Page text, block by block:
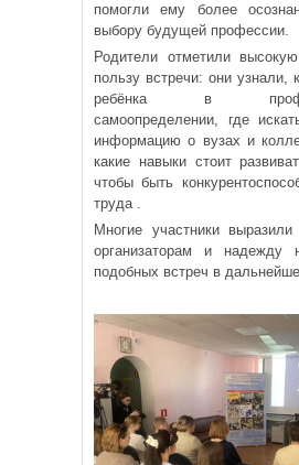
помогли ему более
выбору будущей профессии.
Родители отметили
пользу встречи: они узнали,
ребёнка в
самоопределении, где
информацию о вузах и
какие навыки стоит
чтобы быть
труда .
Многие участники выразили
организаторам и надежду
подобных встреч в